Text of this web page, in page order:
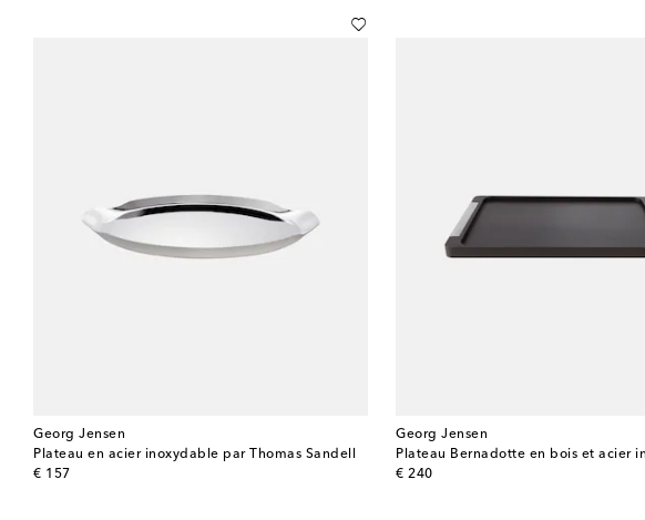
Georg Jensen
Plateau en acier inoxydable par Thomas Sandell
€ 157
original price
Georg Jensen
€ 240
original price